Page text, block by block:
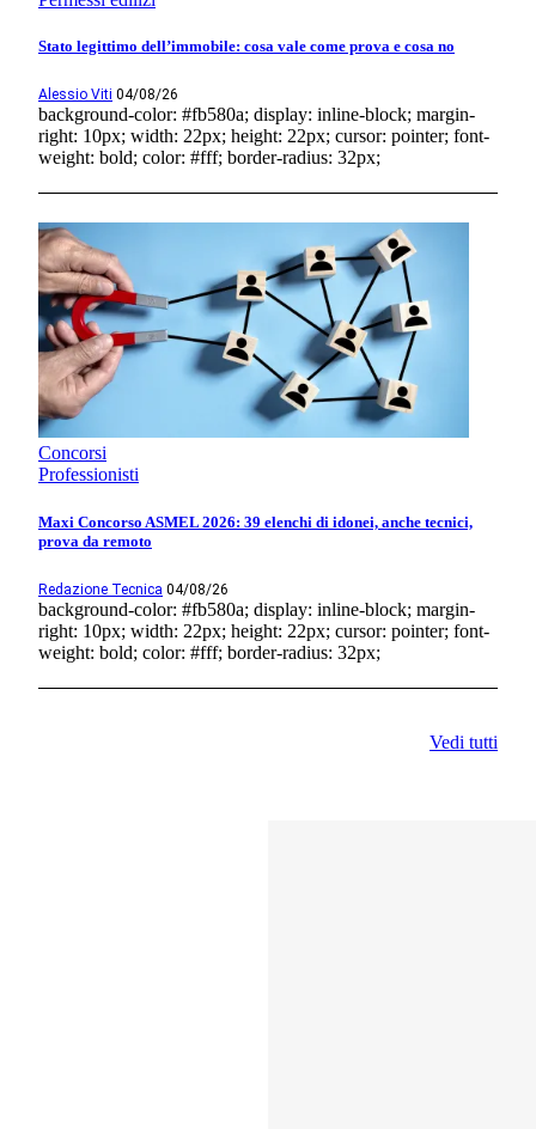
Stato legittimo dell’immobile: cosa vale come prova e cosa no
Alessio Viti 04/08/26
background-color: #fb580a; display: inline-block; margin-
right: 10px; width: 22px; height: 22px; cursor: pointer; font-
weight: bold; color: #fff; border-radius: 32px;
Concorsi
Professionisti
Maxi Concorso ASMEL 2026: 39 elenchi di idonei, anche tecnici,
prova da remoto
Redazione Tecnica 04/08/26
background-color: #fb580a; display: inline-block; margin-
right: 10px; width: 22px; height: 22px; cursor: pointer; font-
weight: bold; color: #fff; border-radius: 32px;
Vedi tutti